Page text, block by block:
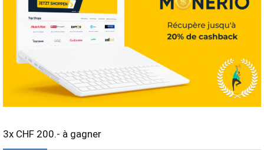
3x CHF 200.- à gagner